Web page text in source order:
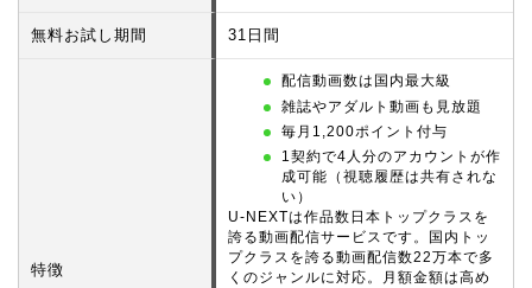
無料お試し期間 31日間
特徴
配信動画数は国内最大級
雑誌やアダルト動画も見放題
毎月1,200ポイント付与
1契約で4人分のアカウントが作
成可能（視聴履歴は共有されな
い）
U-NEXTは作品数日本トップクラスを
誇る動画配信サービスです。国内トッ
プクラスを誇る動画配信数22万本で多
くのジャンルに対応。月額金額は高め